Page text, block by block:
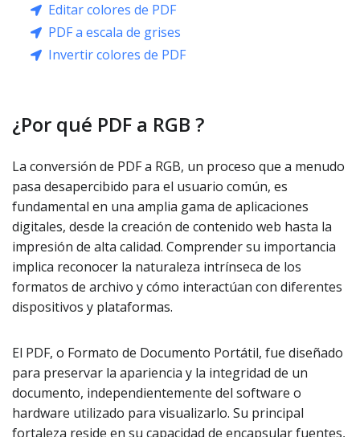
Editar colores de PDF
PDF a escala de grises
Invertir colores de PDF
¿Por qué PDF a RGB ?
La conversión de PDF a RGB, un proceso que a menudo
pasa desapercibido para el usuario común, es
fundamental en una amplia gama de aplicaciones
digitales, desde la creación de contenido web hasta la
impresión de alta calidad. Comprender su importancia
implica reconocer la naturaleza intrínseca de los
formatos de archivo y cómo interactúan con diferentes
dispositivos y plataformas.
El PDF, o Formato de Documento Portátil, fue diseñado
para preservar la apariencia y la integridad de un
documento, independientemente del software o
hardware utilizado para visualizarlo. Su principal
fortaleza reside en su capacidad de encapsular fuentes,